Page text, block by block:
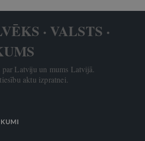
· VALSTS ·
par Latviju un mums Latvijā.
aktu izpratnei.